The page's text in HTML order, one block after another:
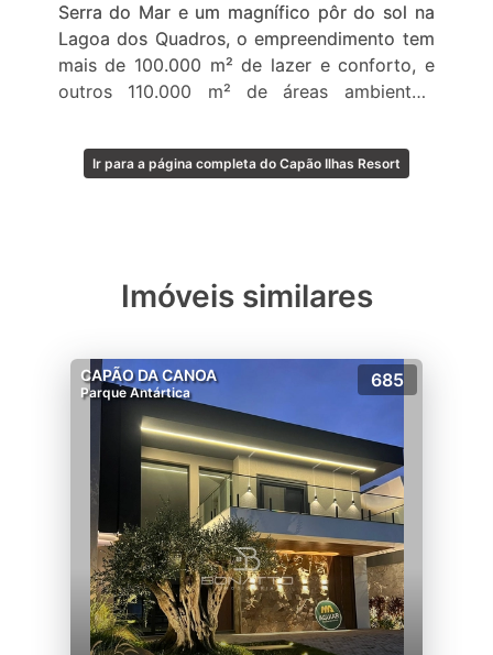
Serra do Mar e um magnífico pôr do sol na
Lagoa dos Quadros, o empreendimento tem
mais de 100.000 m² de lazer e conforto, e
outros 110.000 m² de áreas ambientais
Ir para a página completa do Capão Ilhas Resort
Imóveis similares
CAPÃO DA CANOA
Parque Antártica
685